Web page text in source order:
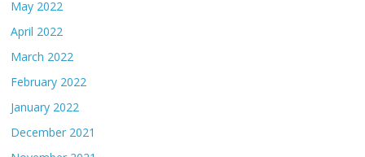
May 2022
April 2022
March 2022
February 2022
January 2022
December 2021